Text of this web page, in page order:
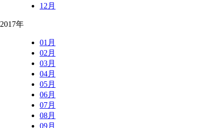
12月
2017年
01月
02月
03月
04月
05月
06月
07月
08月
09月